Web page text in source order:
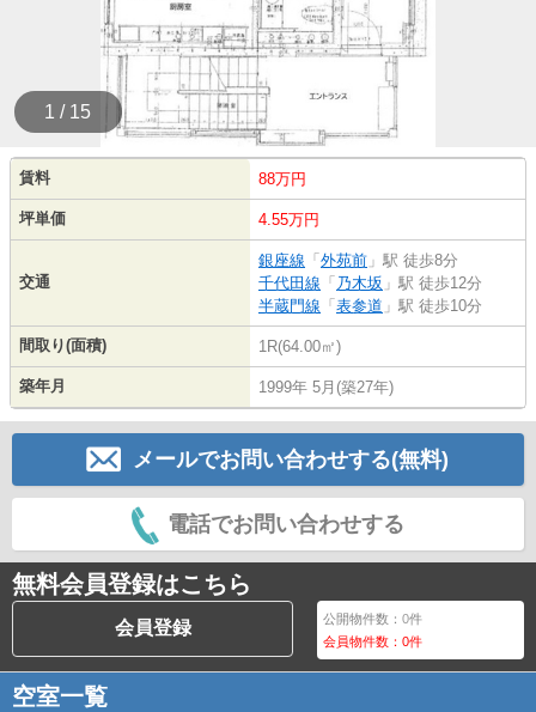
1 / 15
賃料 88万円
坪単価 4.55万円
交通
銀座線 「 外苑前 」駅 徒歩8分
千代田線 「 乃木坂 」駅 徒歩12分
半蔵門線 「 表参道 」駅 徒歩10分
間取り(面積) 1R(64.00㎡)
築年月 1999年 5月(築27年)
メールでお問い合わせする(無料)
電話でお問い合わせする
無料会員登録はこちら
会員登録 公開物件数：0件
会員物件数：0件
空室一覧